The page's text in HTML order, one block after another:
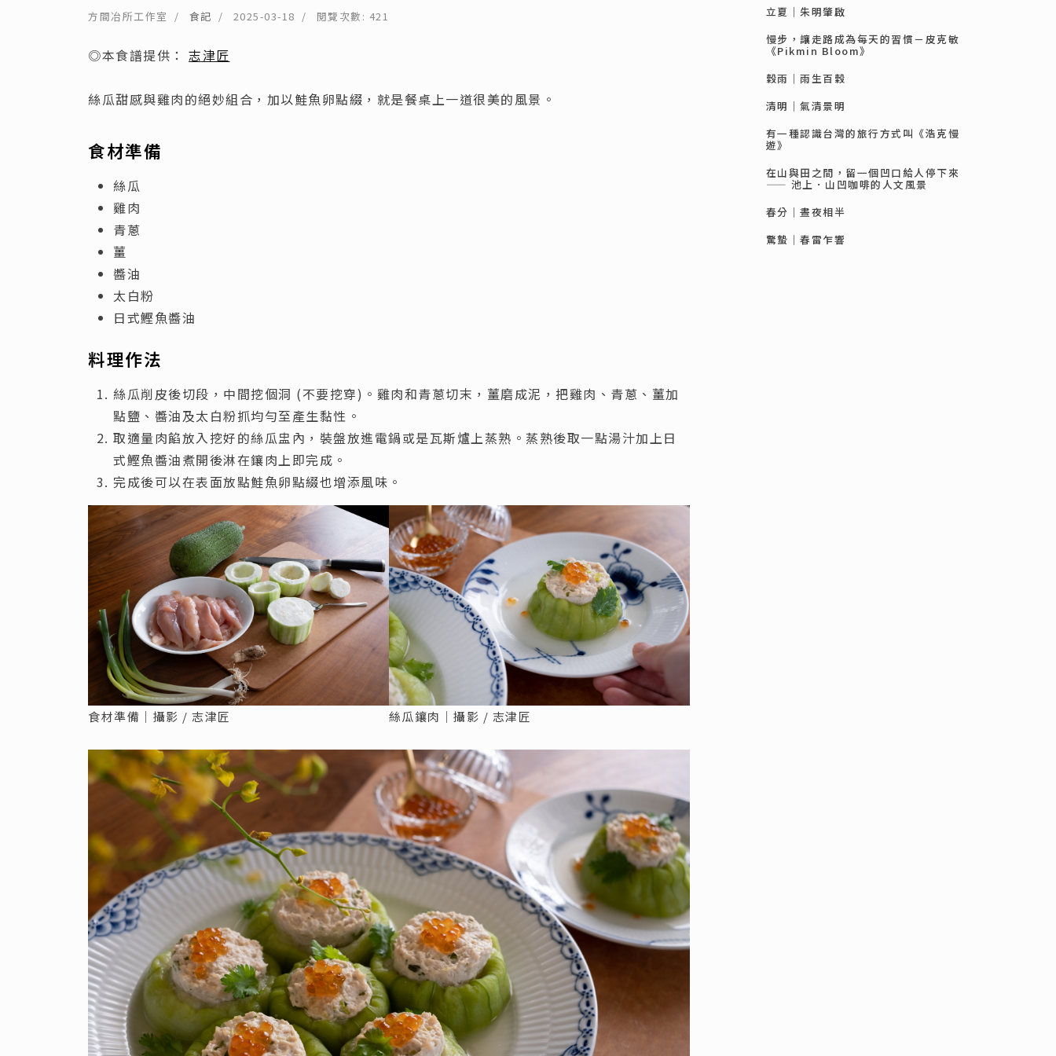
方間冶所工作室 食記 2025-03-18 閱覽次數: 421
◎本食譜提供： 志津匠
絲瓜甜感與雞肉的絕妙組合，加以鮭魚卵點綴，就是餐桌上一道很美的風景。
食材準備
絲瓜
雞肉
青蔥
薑
醬油
太白粉
日式鰹魚醬油
料理作法
絲瓜削皮後切段，中間挖個洞 (不要挖穿)。雞肉和青蔥切末，薑磨成泥，把雞肉、青蔥、薑加
點鹽、醬油及太白粉抓均勻至產生黏性。
取適量肉餡放入挖好的絲瓜盅內，裝盤放進電鍋或是瓦斯爐上蒸熟。蒸熟後取一點湯汁加上日
式鰹魚醬油煮開後淋在鑲肉上即完成。
完成後可以在表面放點鮭魚卵點綴也增添風味。
食材準備｜攝影 / 志津匠 絲瓜鑲肉｜攝影 / 志津匠
立夏｜朱明肇啟
慢步，讓走路成為每天的習慣－皮克敏
《Pikmin Bloom》
穀雨｜雨生百穀
清明｜氣清景明
有一種認識台灣的旅行方式叫《浩克慢
遊》
在山與田之間，留一個凹口給人停下來
—— 池上．山凹咖啡的人文風景
春分｜晝夜相半
驚蟄｜春雷乍響